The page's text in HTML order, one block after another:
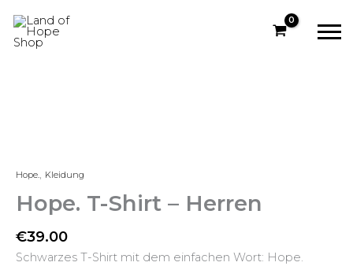
Inhalt
springen
Hope., Kleidung
Hope. T-Shirt – Herren
€39.00
Schwarzes T-Shirt mit dem einfachen Wort: Hope.
Hope.
Shirt
Herren
Menge